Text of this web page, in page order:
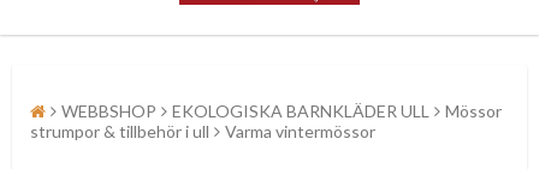
WEBBSHOP EKOLOGISKA BARNKLÄDER ULL
Mössor
strumpor & tillbehör i ull
Varma vintermössor